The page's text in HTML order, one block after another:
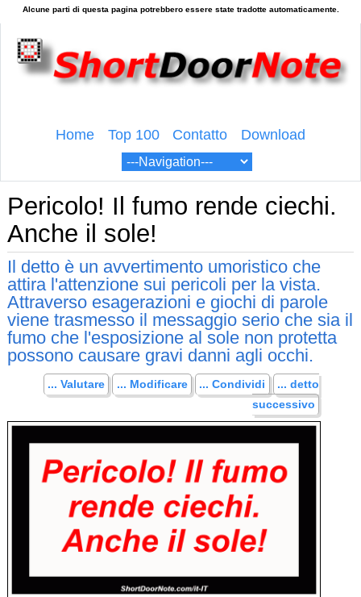
Home Top 100 Contatto Download
Pericolo! Il fumo rende ciechi.
Anche il sole!
Il detto è un avvertimento umoristico che
attira l'attenzione sui pericoli per la vista.
Attraverso esagerazioni e giochi di parole
viene trasmesso il messaggio serio che sia il
fumo che l'esposizione al sole non protetta
possono causare gravi danni agli occhi.
... Valutare ... Modificare ... Condividi
... detto
successivo